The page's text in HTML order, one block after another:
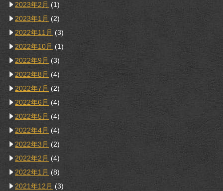
2023年2月 (1)
2023年1月 (2)
2022年11月 (3)
2022年10月 (1)
2022年9月 (3)
2022年8月 (4)
2022年7月 (2)
2022年6月 (4)
2022年5月 (4)
2022年4月 (4)
2022年3月 (2)
2022年2月 (4)
2022年1月 (8)
2021年12月 (3)